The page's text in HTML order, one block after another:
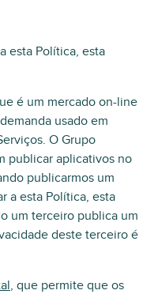
esta Política, esta
é um mercado on-line
usado em
O Grupo
publicar aplicativos no
publicarmos um
a esta Política, esta
um terceiro publica um
deste terceiro é
, que permite que os